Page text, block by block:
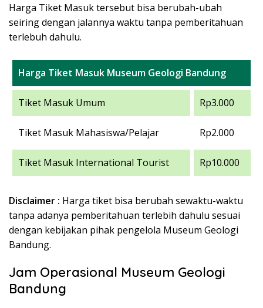
Harga Tiket Masuk tersebut bisa berubah-ubah
seiring dengan jalannya waktu tanpa pemberitahuan
terlebuh dahulu.
Harga Tiket Masuk Museum Geologi Bandung
Tiket Masuk Umum Rp3.000
Tiket Masuk Mahasiswa/Pelajar Rp2.000
Tiket Masuk International Tourist Rp10.000
Disclaimer : Harga tiket bisa berubah sewaktu-waktu
tanpa adanya pemberitahuan terlebih dahulu sesuai
dengan kebijakan pihak pengelola Museum Geologi
Bandung.
Jam Operasional Museum Geologi
Bandung